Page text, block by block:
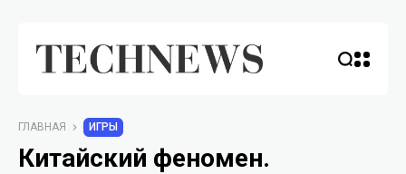
ГЛАВНАЯ ИГРЫ
Китайский феномен.